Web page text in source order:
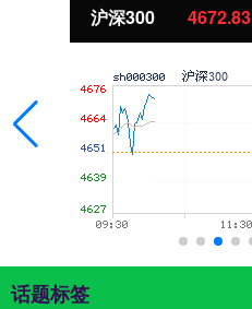
沪深300 4672.83
话题标签